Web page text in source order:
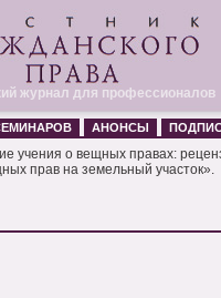
журнал для профессионалов
АНОНСЫ
учения о вещных правах:
прав на земельный участок».